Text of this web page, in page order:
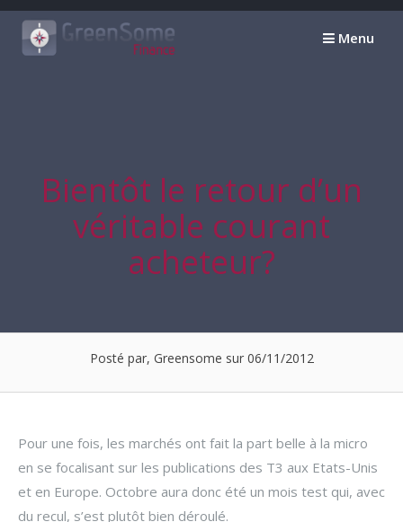
Passer
contenu
Menu
Bientôt le retour d’un
véritable courant
acheteur?
Posté par, Greensome sur 06/11/2012
Pour une fois, les marchés ont fait la part belle à la micro
en se focalisant sur les publications des T3 aux Etats-Unis
et en Europe. Octobre aura donc été un mois test qui, avec
du recul, s’est plutôt bien déroulé.